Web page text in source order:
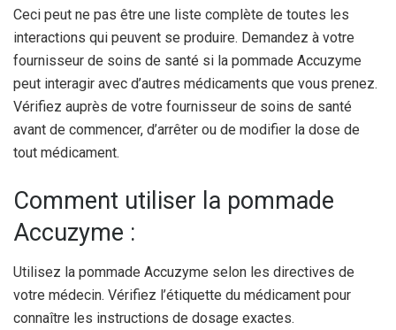
Ceci peut ne pas être une liste complète de toutes les
interactions qui peuvent se produire. Demandez à votre
fournisseur de soins de santé si la pommade Accuzyme
peut interagir avec d’autres médicaments que vous prenez.
Vérifiez auprès de votre fournisseur de soins de santé
avant de commencer, d’arrêter ou de modifier la dose de
tout médicament.
Comment utiliser la pommade
Accuzyme :
Utilisez la pommade Accuzyme selon les directives de
votre médecin. Vérifiez l’étiquette du médicament pour
connaître les instructions de dosage exactes.